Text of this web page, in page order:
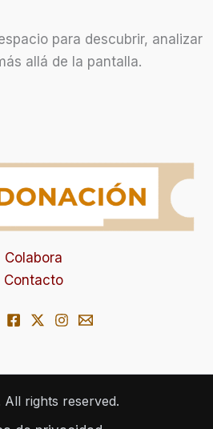
para descubrir, analizar
allá de la pantalla.
Colabora
Contacto
rights reserved.